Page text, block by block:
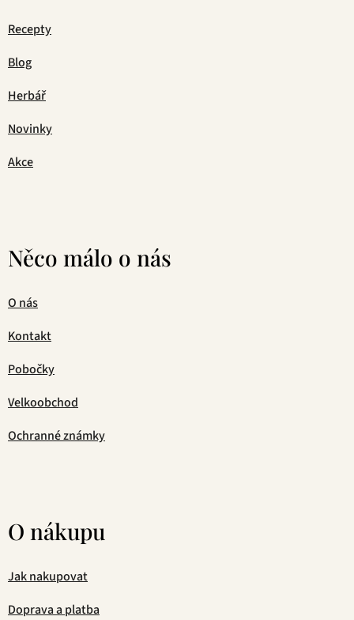
Recepty
Blog
Herbář
Novinky
Akce
Něco málo o nás
O nás
Kontakt
Pobočky
Velkoobchod
Ochranné známky
O nákupu
Jak nakupovat
Doprava a platba